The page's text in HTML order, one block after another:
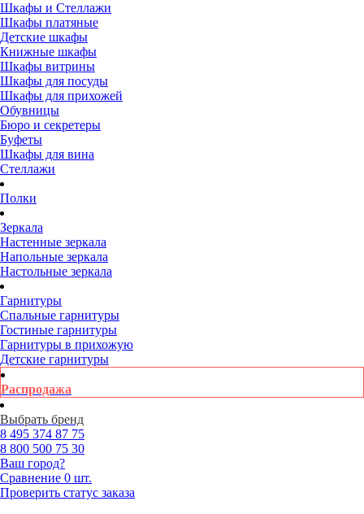
Шкафы и Стеллажи
Шкафы платяные
Детские шкафы
Книжные шкафы
Шкафы витрины
Шкафы для посуды
Шкафы для прихожей
Обувницы
Бюро и секретеры
Буфеты
Шкафы для вина
Стеллажи
Полки
Зеркала
Настенные зеркала
Напольные зеркала
Настольные зеркала
Гарнитуры
Спальные гарнитуры
Гостиные гарнитуры
Гарнитуры в прихожую
Детские гарнитуры
Распродажа
Выбрать бренд
8 495 374 87 75
8 800 500 75 30
Ваш город?
Сравнение 0 шт.
Проверить статус заказа